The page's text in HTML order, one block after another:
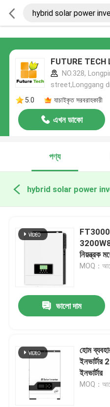
FUTURE TECH
NO.328,
street,Longgang
5.0
যাচাইকৃত সরবরাহকারী
এখন ডাকো
পণ্য
hybrid solar power
FT3000
নিয়ন্ত্রক
MOQ：
ভালো দাম
হোম
ইনভার্টার
MOQ：